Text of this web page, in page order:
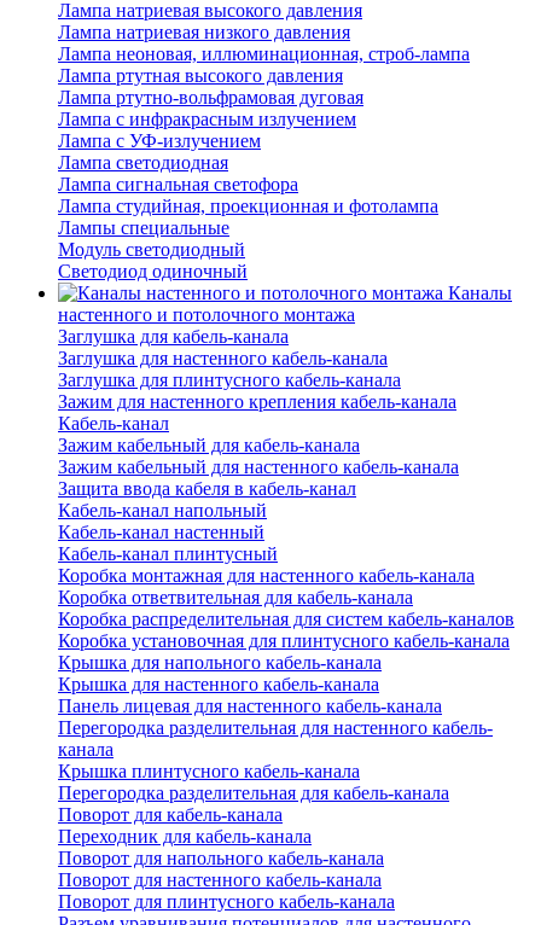
Лампа натриевая высокого давления
Лампа натриевая низкого давления
Лампа неоновая, иллюминационная, строб-лампа
Лампа ртутная высокого давления
Лампа ртутно-вольфрамовая дуговая
Лампа с инфракрасным излучением
Лампа с УФ-излучением
Лампа светодиодная
Лампа сигнальная светофора
Лампа студийная, проекционная и фотолампа
Лампы специальные
Модуль светодиодный
Светодиод одиночный
Каналы
настенного и потолочного монтажа
Заглушка для кабель-канала
Заглушка для настенного кабель-канала
Заглушка для плинтусного кабель-канала
Зажим для настенного крепления кабель-канала
Кабель-канал
Зажим кабельный для кабель-канала
Зажим кабельный для настенного кабель-канала
Защита ввода кабеля в кабель-канал
Кабель-канал напольный
Кабель-канал настенный
Кабель-канал плинтусный
Коробка монтажная для настенного кабель-канала
Коробка ответвительная для кабель-канала
Коробка распределительная для систем кабель-каналов
Коробка установочная для плинтусного кабель-канала
Крышка для напольного кабель-канала
Крышка для настенного кабель-канала
Панель лицевая для настенного кабель-канала
Перегородка разделительная для настенного кабель-
канала
Крышка плинтусного кабель-канала
Перегородка разделительная для кабель-канала
Поворот для кабель-канала
Переходник для кабель-канала
Поворот для напольного кабель-канала
Поворот для настенного кабель-канала
Поворот для плинтусного кабель-канала